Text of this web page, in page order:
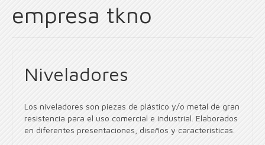
empresa tkno
Niveladores
Los niveladores son piezas de plástico y/o metal de gran
resistencia para el uso comercial e industrial. Elaborados
en diferentes presentaciones, diseños y características.